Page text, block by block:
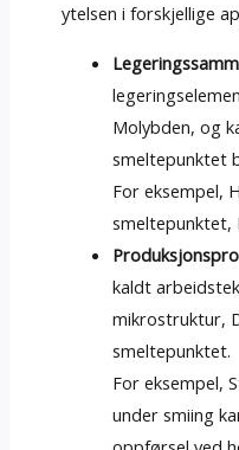
ytelsen i forskjellige
Molybden, og
smeltepunktet
For eksempel,
smeltepunktet,
kaldt
mikrostruktur,
smeltepunktet.
For eksempel,
under smiing